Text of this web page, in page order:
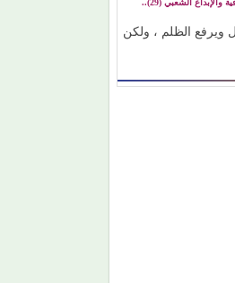
كمال زغلول يكتب: البنية الثقافية والإبداع الشعبي (29)..
ويرفع الظلم ، ولكن